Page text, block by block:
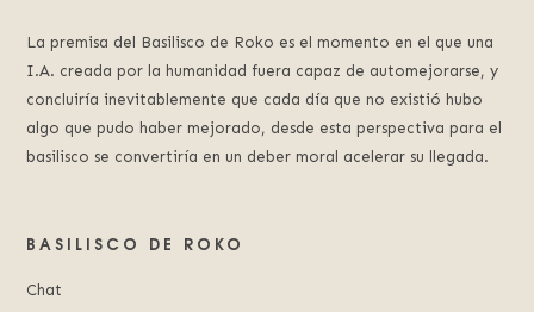
La premisa del Basilisco de Roko es el momento en el que una
I.A. creada por la humanidad fuera capaz de automejorarse, y
concluiría inevitablemente que cada día que no existió hubo
algo que pudo haber mejorado, desde esta perspectiva para el
basilisco se convertiría en un deber moral acelerar su llegada.
BASILISCO DE ROKO
Chat